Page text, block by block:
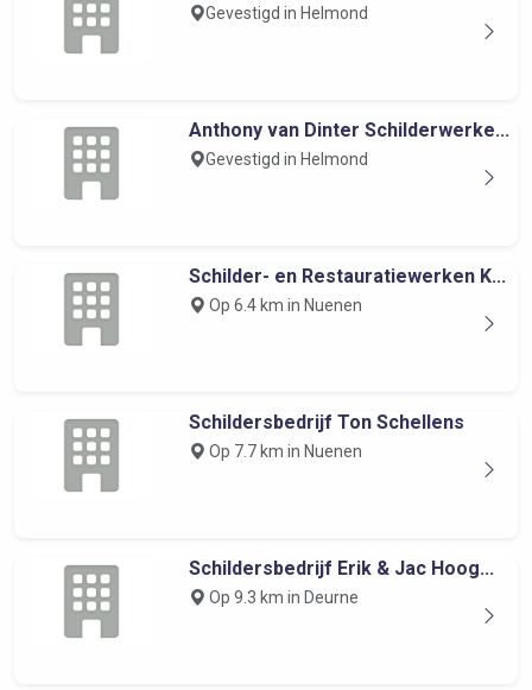
Gevestigd in Helmond
Anthony van Dinter Schilderwerke...
Gevestigd in Helmond
Schilder- en Restauratiewerken K...
Op 6.4 km in Nuenen
Schildersbedrijf Ton Schellens
Op 7.7 km in Nuenen
Schildersbedrijf Erik & Jac Hoog...
Op 9.3 km in Deurne